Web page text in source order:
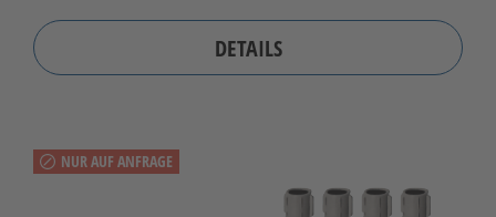
DETAILS
NUR AUF ANFRAGE